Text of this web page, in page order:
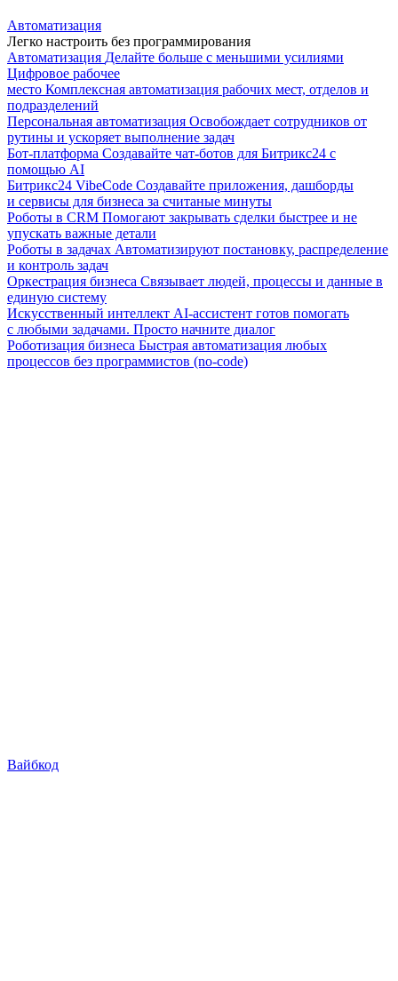
Автоматизация
Легко настроить без программирования
Автоматизация Делайте больше с меньшими усилиями
Цифровое рабочее
место Комплексная автоматизация рабочих мест, отделов и
подразделений
Персональная автоматизация Освобождает сотрудников от
рутины и ускоряет выполнение задач
Бот-платформа Создавайте чат-ботов для Битрикс24 с
помощью AI
Битрикс24 VibeCode Создавайте приложения, дашборды
и сервисы для бизнеса за считаные минуты
Роботы в CRM Помогают закрывать сделки быстрее и не
упускать важные детали
Роботы в задачах Автоматизируют постановку, распределение
и контроль задач
Оркестрация бизнеса Связывает людей, процессы и данные в
единую систему
Искусственный интеллект AI-ассистент готов помогать
с любыми задачами. Просто начните диалог
Роботизация бизнеса Быстрая автоматизация любых
процессов без программистов (no-code)
Вайбкод